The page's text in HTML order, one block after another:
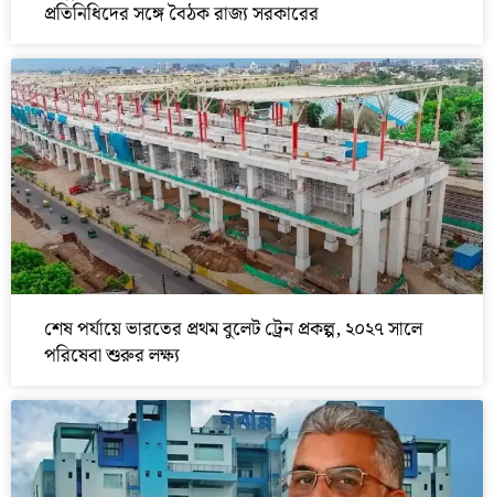
প্রতিনিধিদের সঙ্গে বৈঠক রাজ্য সরকারের
শেষ পর্যায়ে ভারতের প্রথম বুলেট ট্রেন প্রকল্প, ২০২৭ সালে
পরিষেবা শুরুর লক্ষ্য